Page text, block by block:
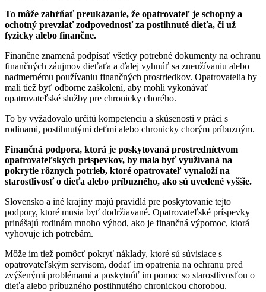
To môže zahŕňať preukázanie, že opatrovateľ je schopný a
ochotný prevziať zodpovednosť za postihnuté dieťa, či už
fyzicky alebo finančne.
Finančne znamená podpísať všetky potrebné dokumenty na ochranu
finančných záujmov dieťaťa a ďalej vyhnúť sa zneužívaniu alebo
nadmernému používaniu finančných prostriedkov. Opatrovatelia by
mali tiež byť odborne zaškolení, aby mohli vykonávať
opatrovateľské služby pre chronicky chorého.
To by vyžadovalo určitú kompetenciu a skúsenosti v práci s
rodinami, postihnutými deťmi alebo chronicky chorým príbuzným.
Finančná podpora, ktorá je poskytovaná prostredníctvom
opatrovateľských príspevkov, by mala byť využívaná na
pokrytie rôznych potrieb, ktoré opatrovateľ vynaloží na
starostlivosť o dieťa alebo príbuzného, ako sú uvedené vyššie.
Slovensko a iné krajiny majú pravidlá pre poskytovanie tejto
podpory, ktoré musia byť dodržiavané. Opatrovateľské príspevky
prinášajú rodinám mnoho výhod, ako je finančná výpomoc, ktorá
vyhovuje ich potrebám.
Môže im tiež pomôcť pokryť náklady, ktoré sú súvisiace s
opatrovateľským servisom, dodať im opatrenia na ochranu pred
zvýšenými problémami a poskytnúť im pomoc so starostlivosťou o
dieťa alebo príbuzného postihnutého chronickou chorobou.